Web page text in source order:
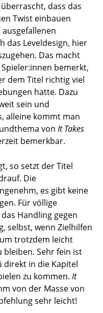
dass das
Twist einbauen
das Leveldesign, hier
Das macht
bemerkt,
dem Titel richtig viel
hatte. Dazu
sein und
alleine kommt man
von It Takes
bemerkbar.
so setzt der Titel
Die
es gibt keine
Für völlige
Handling gegen
selbst, wenn Zielhilfen
trotzdem leicht
Sehr fein ist
direkt in die Kapitel
zu kommen. It
von der Masse von
sehr leicht!